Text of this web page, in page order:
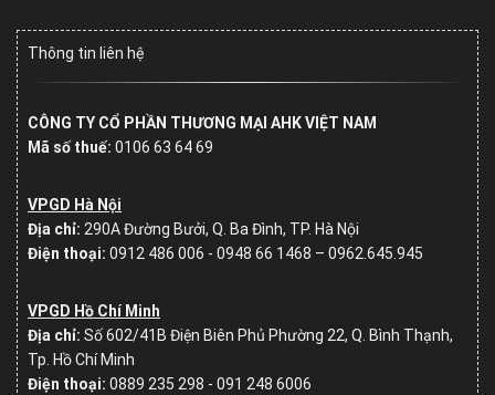
Thông tin liên hệ
CÔNG TY CỔ PHẦN THƯƠNG MẠI AHK VIỆT NAM
Mã số thuế: 0106 63 64 69
VPGD Hà Nội
Địa chỉ: 290A Đường Bưởi, Q. Ba Đình, TP. Hà Nội
Điện thoại: 0912 486 006 - 0948 66 1468 – 0962.645.945
VPGD Hồ Chí Minh
Địa chỉ: Số602/41B Điện Biên Phủ Phường 22, Q. Bình Thạnh,
Tp. Hồ Chí Minh
Điện thoại: 0889 235 298 - 091 248 6006